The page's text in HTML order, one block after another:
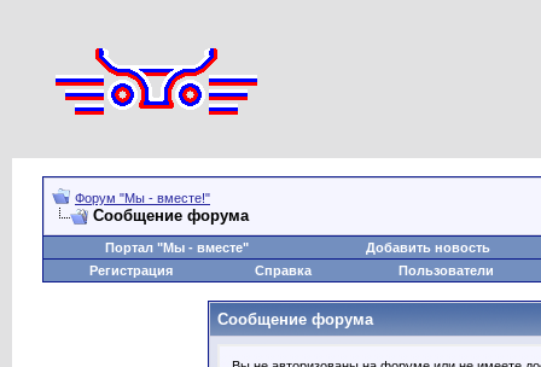
Форум "Мы - вместе!"
Сообщение форума
Портал "Мы - вместе"
Добавить новость
Регистрация
Справка Пользователи
Сообщение форума